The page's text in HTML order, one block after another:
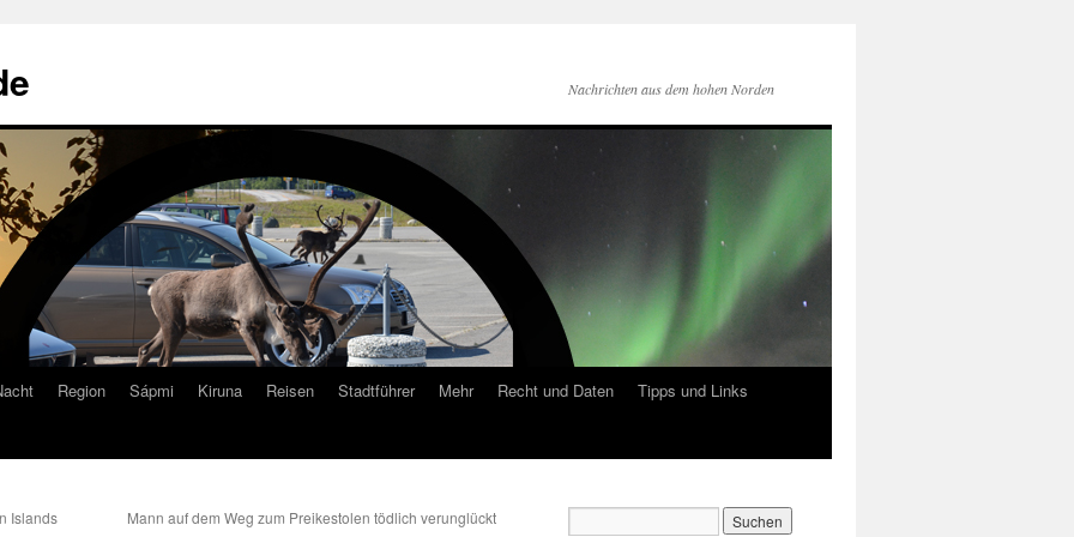
Nachrichten aus dem hohen Norden
Region Sápmi Kiruna Reisen Stadtführer Mehr Recht und Daten
Tipps und Links
Islands
Mann auf dem Weg zum Preikestolen tödlich verunglückt